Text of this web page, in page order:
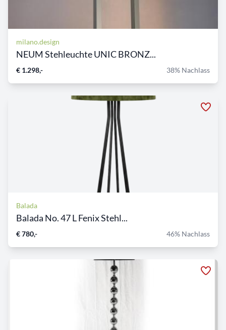
milano.design
NEUM Stehleuchte UNIC BRONZ...
€ 1.298,- 38% Nachlass
Balada
Balada No. 47 L Fenix Stehl...
€ 780,- 46% Nachlass